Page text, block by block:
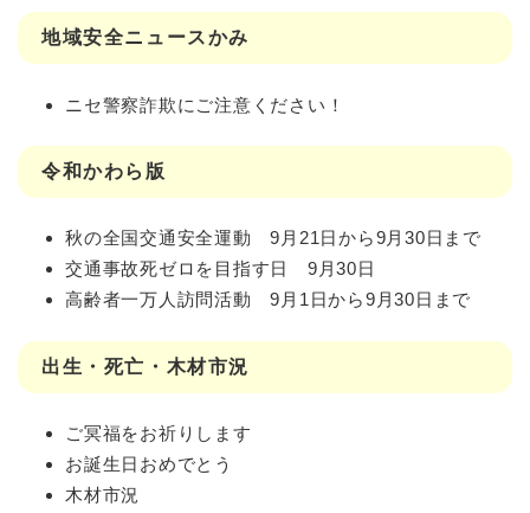
地域安全ニュースかみ
ニセ警察詐欺にご注意ください！
令和かわら版
秋の全国交通安全運動 9月21日から9月30日まで
交通事故死ゼロを目指す日 9月30日
高齢者一万人訪問活動 9月1日から9月30日まで
出生・死亡・木材市況
ご冥福をお祈りします
お誕生日おめでとう
木材市況